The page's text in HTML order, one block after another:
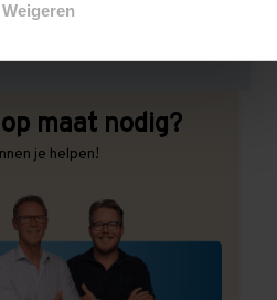
Weigeren
maat nodig?
je helpen!